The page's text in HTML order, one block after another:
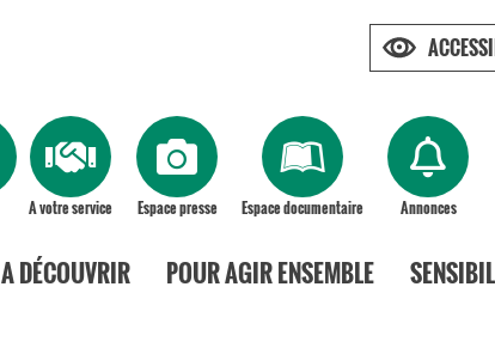
A votre service Espace presse Espace documentaire Annonces
A DÉCOUVRIR POUR AGIR ENSEMBLE